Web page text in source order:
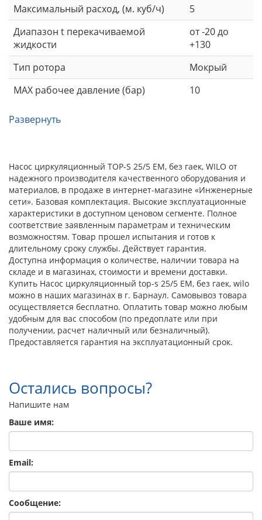
Максимальный расход, (м. куб/ч)
5
Диапазон t перекачиваемой
жидкости
от -20 до
+130
Тип ротора
Мокрый
MAX рабочее давление (бар)
10
Развернуть
Насос циркуляционный TOP-S 25/5 ЕМ, без гаек, WILO от
надежного производителя качественного оборудования и
материалов, в продаже в интернет-магазине «Инженерные
сети». Базовая комплектация. Высокие эксплуатационные
характеристики в доступном ценовом сегменте. Полное
соответствие заявленным параметрам и техническим
возможностям. Товар прошел испытания и готов к
длительному сроку службы. Действует гарантия.
Доступна информация о количестве, наличии товара на
складе и в магазинах, стоимости и времени доставки.
Купить Насос циркуляционный top-s 25/5 ЕМ, без гаек, wilo
можно в наших магазинах в г. Барнаул. Самовывоз товара
осуществляется бесплатно. Оплатить товар можно любым
удобным для вас способом (по предоплате или при
получении, расчет наличный или безналичный).
Предоставляется гарантия на эксплуатационный срок.
Остались вопросы?
Напишите нам
Ваше имя:
Email:
Сообщение: